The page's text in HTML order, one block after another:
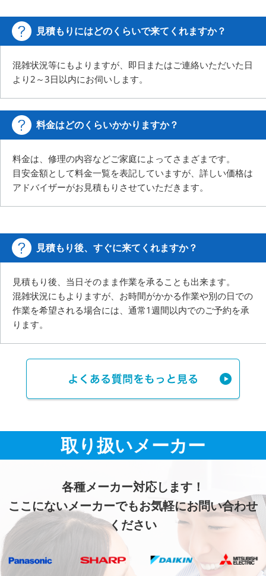
見積もりにはどのくらいで来てくれますか？
混雑状況等にもよりますが、即日またはご連絡いただいた日
より2～3日以内にお伺いします。
料金はどのくらいかかりますか？
料金は、修理の内容などご家庭によってさまざまです。
目安金額として料金一覧を表記していますが、詳しい価格は
アドバイザーがお見積もりさせていただきます。
見積もり後、すぐに来てくれますか？
見積もり後、当日そのまま作業を承ることも出来ます。
混雑状況にもよりますが、お時間がかかる作業や別の日での
作業を希望される場合には、 通常1週間以内でのご予約を承
ります。
取り扱いメーカー
各種メーカー対応します！
ここにないメーカーでもお気軽にお問い合わせ
ください